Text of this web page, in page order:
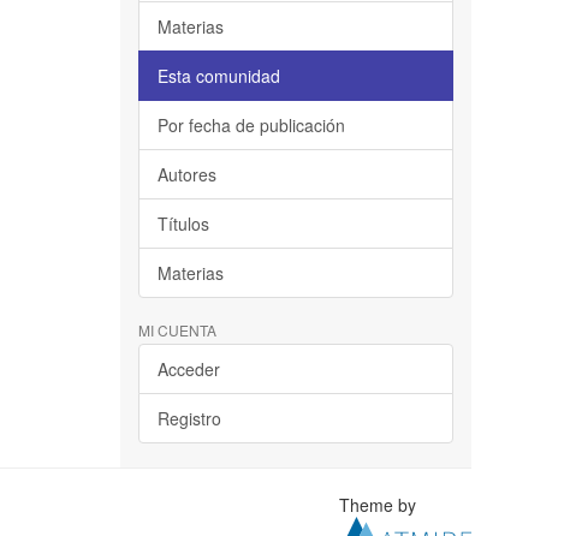
Materias
Esta comunidad
Por fecha de publicación
Autores
Títulos
Materias
MI CUENTA
Acceder
Registro
Theme by